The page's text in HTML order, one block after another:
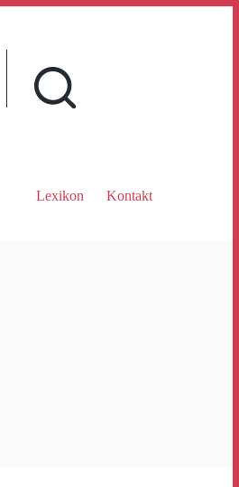
Lexikon Kontakt